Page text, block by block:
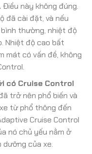
Điều này không đúng.
đã cài đặt, và nếu
thường, nhiệt độ
Nhiệt độ cao bất
mát có vấn đề, không
có Cruise Control
trở nên phổ biến và
từ phổ thông đến
Cruise Control
nó chủ yếu nằm ở
của xe.